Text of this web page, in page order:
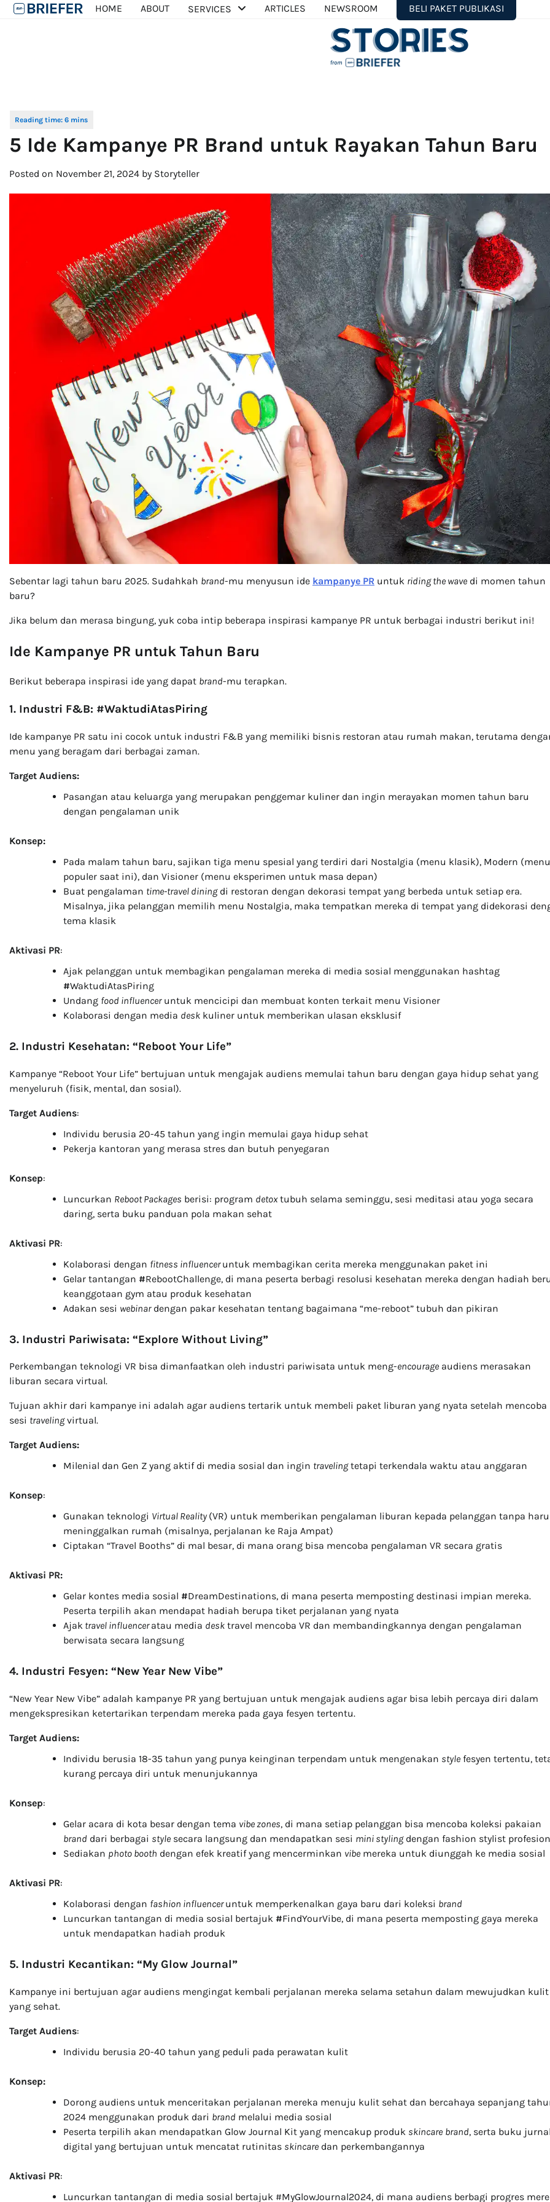
Skip
HOME ABOUT SERVICES ARTICLES NEWSROOM BELI PAKET PUBLIKASI
5 Ide Kampanye PR Brand untuk Rayakan Tahun Baru
Posted on November 21, 2024 by Storyteller
Sebentar lagi tahun baru 2025. Sudahkah brand-mu menyusun ide kampanye PR untuk riding the wave di momen tahun
baru?
Jika belum dan merasa bingung, yuk coba intip beberapa inspirasi kampanye PR untuk berbagai industri berikut ini!
Ide Kampanye PR untuk Tahun Baru
Berikut beberapa inspirasi ide yang dapat brand-mu terapkan.
1. Industri F&B: #WaktudiAtasPiring
Ide kampanye PR satu ini cocok untuk industri F&B yang memiliki bisnis restoran atau rumah makan, terutama
menu yang beragam dari berbagai zaman.
Target Audiens:
Pasangan atau keluarga yang merupakan penggemar kuliner dan ingin merayakan momen tahun baru
dengan pengalaman unik
Konsep:
Pada malam tahun baru, sajikan tiga menu spesial yang terdiri dari Nostalgia (menu klasik), Modern (menu
populer saat ini), dan Visioner (menu eksperimen untuk masa depan)
Buat pengalaman time-travel diningdi restoran dengan dekorasi tempat yang berbeda untuk setiap era.
Misalnya, jika pelanggan memilih menu Nostalgia, maka tempatkan mereka di tempat yang didekorasi
tema klasik
Aktivasi PR:
Ajak pelanggan untuk membagikan pengalaman mereka di media sosial menggunakan hashtag
#WaktudiAtasPiring
Undang food influenceruntuk mencicipi dan membuat konten terkait menu Visioner
Kolaborasi dengan media desk kuliner untuk memberikan ulasan eksklusif
2. Industri Kesehatan: “Reboot Your Life”
Kampanye “Reboot Your Life” bertujuan untuk mengajak audiens memulai tahun baru dengan gaya hidup sehat yang
menyeluruh (fisik, mental, dan sosial).
Target Audiens:
Individu berusia 20-45 tahun yang ingin memulai gaya hidup sehat
Pekerja kantoran yang merasa stres dan butuh penyegaran
Konsep:
Luncurkan Reboot Packages berisi: program detoxtubuh selama seminggu, sesi meditasi atau yoga secara
daring, serta buku panduan pola makan sehat
Aktivasi PR:
Kolaborasi dengan fitness influenceruntuk membagikan cerita mereka menggunakan paket ini
Gelar tantangan #RebootChallenge, di mana peserta berbagi resolusi kesehatan mereka dengan hadiah
keanggotaan gym atau produk kesehatan
Adakan sesi webinardengan pakar kesehatan tentang bagaimana “me-reboot” tubuh dan pikiran
3. Industri Pariwisata: “Explore Without Living”
Perkembangan teknologi VR bisa dimanfaatkan oleh industri pariwisata untuk meng-encourage audiens merasakan
liburan secara virtual.
Tujuan akhir dari kampanye ini adalah agar audiens tertarik untuk membeli paket liburan yang nyata setelah mencoba
sesi travelingvirtual.
Target Audiens:
Milenial dan Gen Z yang aktif di media sosial dan ingin travelingtetapi terkendala waktu atau anggaran
Konsep:
Gunakan teknologi Virtual Reality(VR) untuk memberikan pengalaman liburan kepada pelanggan tanpa
meninggalkan rumah (misalnya, perjalanan ke Raja Ampat)
Ciptakan “Travel Booths” di mal besar, di mana orang bisa mencoba pengalaman VR secara gratis
Aktivasi PR:
Gelar kontes media sosial #DreamDestinations, di mana peserta memposting destinasi impian mereka.
Peserta terpilih akan mendapat hadiah berupa tiket perjalanan yang nyata
Ajak travel influenceratau media desk travel mencoba VR dan membandingkannya dengan pengalaman
berwisata secara langsung
4. Industri Fesyen: “New Year New Vibe”
“New Year New Vibe” adalah kampanye PR yang bertujuan untuk mengajak audiens agar bisa lebih percaya diri dalam
mengekspresikan ketertarikan terpendam mereka pada gaya fesyen tertentu.
Target Audiens:
Individu berusia 18-35 tahun yang punya keinginan terpendam untuk mengenakan style fesyen tertentu,
kurang percaya diri untuk menunjukannya
Konsep:
Gelar acara di kota besar dengan tema vibe zones, di mana setiap pelanggan bisa mencoba koleksi pakaian
brand dari berbagai style secara langsung dan mendapatkan sesi mini stylingdengan fashion stylist
Sediakan photo booth dengan efek kreatif yang mencerminkan vibe mereka untuk diunggah ke media sosial
Aktivasi PR:
Kolaborasi dengan fashion influenceruntuk memperkenalkan gaya baru dari koleksi brand
Luncurkan tantangan di media sosial bertajuk #FindYourVibe, di mana peserta memposting gaya mereka
untuk mendapatkan hadiah produk
5. Industri Kecantikan: “My Glow Journal”
Kampanye ini bertujuan agar audiens mengingat kembali perjalanan mereka selama setahun dalam mewujudkan kulit
yang sehat.
Target Audiens:
Individu berusia 20-40 tahun yang peduli pada perawatan kulit
Konsep:
Dorong audiens untuk menceritakan perjalanan mereka menuju kulit sehat dan bercahaya sepanjang
2024 menggunakan produk dari brand melalui media sosial
Peserta terpilih akan mendapatkan Glow Journal Kit yang mencakup produk skincare brand, serta buku
digital yang bertujuan untuk mencatat rutinitas skincare dan perkembangannya
Aktivasi PR:
Luncurkan tantangan di media sosial bertajuk #MyGlowJournal2024, di mana audiens berbagi progres